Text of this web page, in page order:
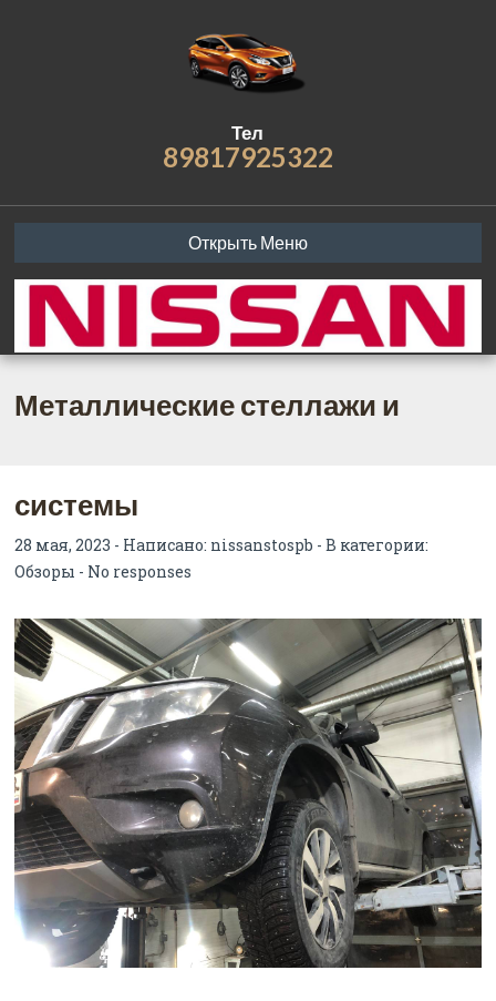
Тел
89817925322
Открыть Меню
Металлические стеллажи и
системы
28 мая, 2023 - Написано: nissanstospb - В категории:
Обзоры - No responses